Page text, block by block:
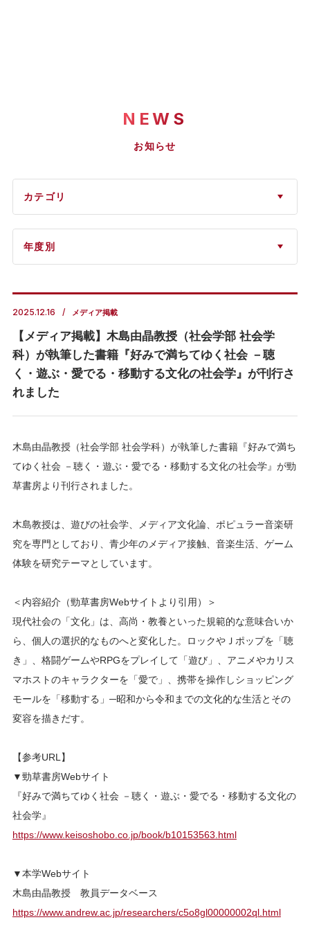
NEWS
お知らせ
2025.12.16 メディア掲載
【メディア掲載】木島由晶教授（社会学部 社会学
科）が執筆した書籍『好みで満ちてゆく社会 －聴
く・遊ぶ・愛でる・移動する文化の社会学』が刊行さ
れました
木島由晶教授（社会学部 社会学科）が執筆した書籍『好みで満ち
てゆく社会 －聴く・遊ぶ・愛でる・移動する文化の社会学』が勁
草書房より刊行されました。
木島教授は、遊びの社会学、メディア文化論、ポピュラー音楽研
究を専門としており、青少年のメディア接触、音楽生活、ゲーム
体験を研究テーマとしています。
＜内容紹介（勁草書房Webサイトより引用）＞
現代社会の「文化」は、高尚・教養といった規範的な意味合いか
ら、個人の選択的なものへと変化した。ロックやＪポップを「聴
き」、格闘ゲームやRPGをプレイして「遊び」、アニメやカリス
マホストのキャラクターを「愛で」、携帯を操作しショッピング
モールを「移動する」─昭和から令和までの文化的な生活とその
変容を描きだす。
【参考URL】
▼勁草書房Webサイト
『好みで満ちてゆく社会 －聴く・遊ぶ・愛でる・移動する文化の
社会学』
https://www.keisoshobo.co.jp/book/b10153563.html
▼本学Webサイト
木島由晶教授 教員データベース
https://www.andrew.ac.jp/researchers/c5o8gl00000002ql.html
カテゴリ
年度別